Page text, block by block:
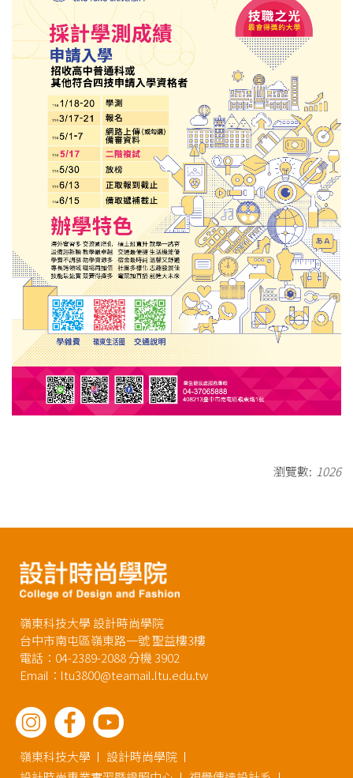
瀏覽數: 1026
嶺東科技大學 設計時尚學院
台中市南屯區嶺東路一號 聖益樓3樓
電話：04-2389-2088 分機 3902
Email：ltu3800@teamail.ltu.edu.tw
嶺東科技大學
設計時尚學院